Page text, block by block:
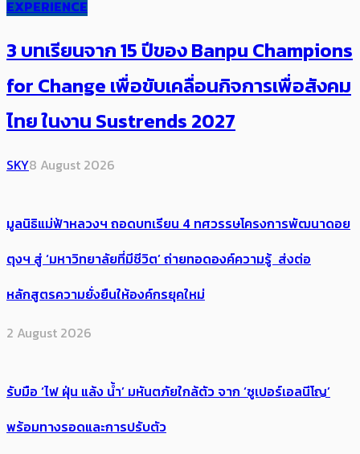
EXPERIENCE
3 บทเรียนจาก 15 ปีของ Banpu Champions
for Change เพื่อขับเคลื่อนกิจการเพื่อสังคม
ไทย ในงาน Sustrends 2027
SKY8 August 2026
มูลนิธิแม่ฟ้าหลวงฯ ถอดบทเรียน 4 ทศวรรษโครงการพัฒนาดอย
ตุงฯ สู่ ‘มหาวิทยาลัยที่มีชีวิต’ ถ่ายทอดองค์ความรู้ ส่งต่อ
หลักสูตรความยั่งยืนให้องค์กรยุคใหม่
2 August 2026
รับมือ ‘ไฟ ฝุ่น แล้ง น้ำ’ มหันตภัยใกล้ตัว จาก ‘ซูเปอร์เอลนีโญ’
พร้อมทางรอดและการปรับตัว